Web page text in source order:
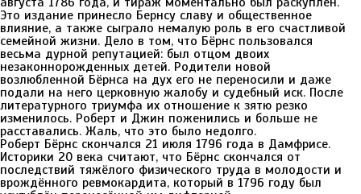
Это издание принесло Бернсу славу и общественное
влияние, а также сыграло немалую роль в его счастливой
семейной жизни. Дело в том, что Бёрнс пользовался
весьма дурной репутацией: был отцом двоих
незаконнорожденных детей. Родители новой
возлюбленной Бёрнса на дух его не переносили и даже
подали на него церковную жалобу и судебный иск. После
литературного триумфа их отношение к зятю резко
изменилось. Роберт и Джин поженились и больше не
расставались. Жаль, что это было недолго.
Роберт Бёрнс скончался 21 июля 1796 года в Дамфрисе.
Историки 20 века считают, что Бёрнс скончался от
последствий тяжёлого физического труда в молодости и
врождённого ревмокардита, который в 1796 году был